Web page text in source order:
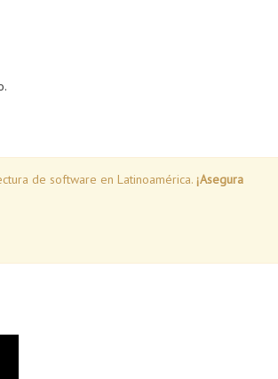
de software en Latinoamérica. ¡Asegura